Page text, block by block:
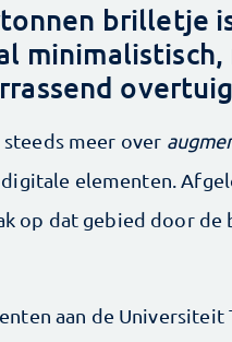
brilletje
minimalistisch,
meer over
elementen.
op dat gebied door de
aan de Universiteit